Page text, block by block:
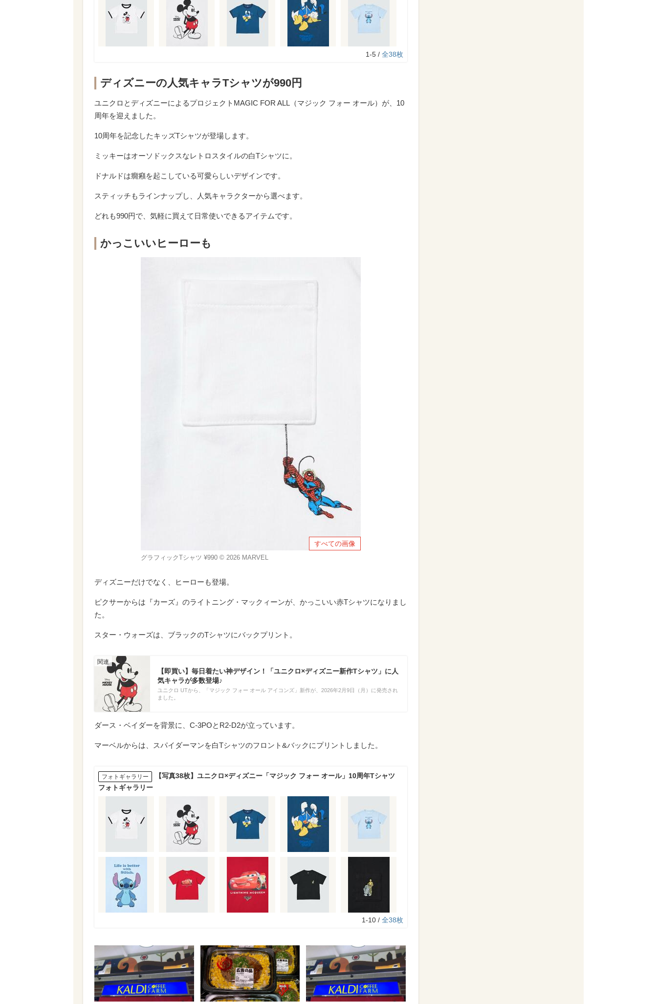
1-5 / 全38枚
ディズニーの人気キャラTシャツが990円
ユニクロとディズニーによるプロジェクトMAGIC FOR ALL（マジック フォー オール）が、10
周年を迎えました。
10周年を記念したキッズTシャツが登場します。
ミッキーはオーソドックスなレトロスタイルの白Tシャツに。
ドナルドは癇癪を起こしている可愛らしいデザインです。
スティッチもラインナップし、人気キャラクターから選べます。
どれも990円で、気軽に買えて日常使いできるアイテムです。
かっこいいヒーローも
すべての画像
グラフィックTシャツ ¥990 © 2026 MARVEL
ディズニーだけでなく、ヒーローも登場。
ピクサーからは『カーズ』のライトニング・マックィーンが、かっこいい赤Tシャツになりまし
た。
スター・ウォーズは、ブラックのTシャツにバックプリント。
【即買い】毎日着たい神デザイン！「ユニクロ×ディズニー新作Tシャツ」に人
気キャラが多数登場♪
ユニクロ UTから、「マジック フォー オール アイコンズ」新作が、2026年2月9日（月）に発売され
ました。
ダース・ベイダーを背景に、C-3POとR2-D2が立っています。
マーベルからは、スパイダーマンを白Tシャツのフロント&バックにプリントしました。
フォトギャラリー
【写真38枚】ユニクロ×ディズニー「マジック フォー オール」10周年Tシャツ
フォトギャラリー
1-10 / 全38枚